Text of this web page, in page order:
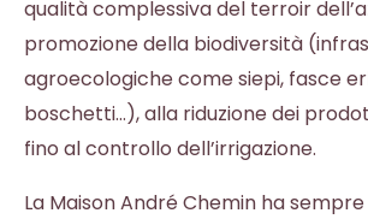
qualità complessiva del terroir
promozione della biodiversità
agroecologiche come siepi, fasce
boschetti…), alla riduzione dei
fino al controllo dell’irrigazione.
La Maison André Chemin ha